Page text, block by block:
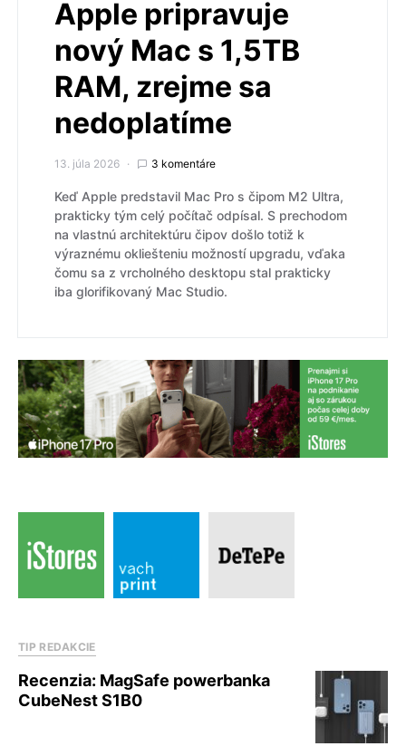
Apple pripravuje
nový Mac s 1,5TB
RAM, zrejme sa
nedoplatíme
13. júla 2026 3 komentáre
Keď Apple predstavil Mac Pro s čipom M2 Ultra,
prakticky tým celý počítač odpísal. S prechodom
na vlastnú architektúru čipov došlo totiž k
výraznému okliešteniu možností upgradu, vďaka
čomu sa z vrcholného desktopu stal prakticky
iba glorifikovaný Mac Studio.
TIP REDAKCIE
Recenzia: MagSafe powerbanka
CubeNest S1B0